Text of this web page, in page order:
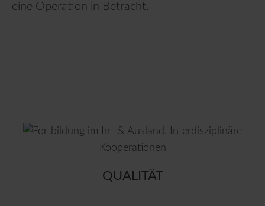
eine Operation in Betracht.
QUALITÄT